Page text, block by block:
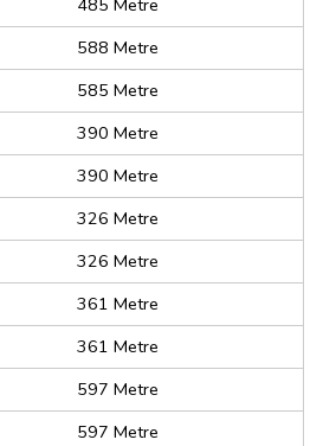
485 Metre
588 Metre
585 Metre
390 Metre
390 Metre
326 Metre
326 Metre
361 Metre
361 Metre
597 Metre
597 Metre